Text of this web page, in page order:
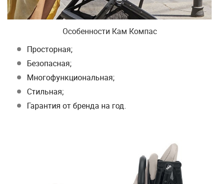
Особенности Кам Компас
Просторная;
Безопасная;
Многофункциональная;
Стильная;
Гарантия от бренда на год.